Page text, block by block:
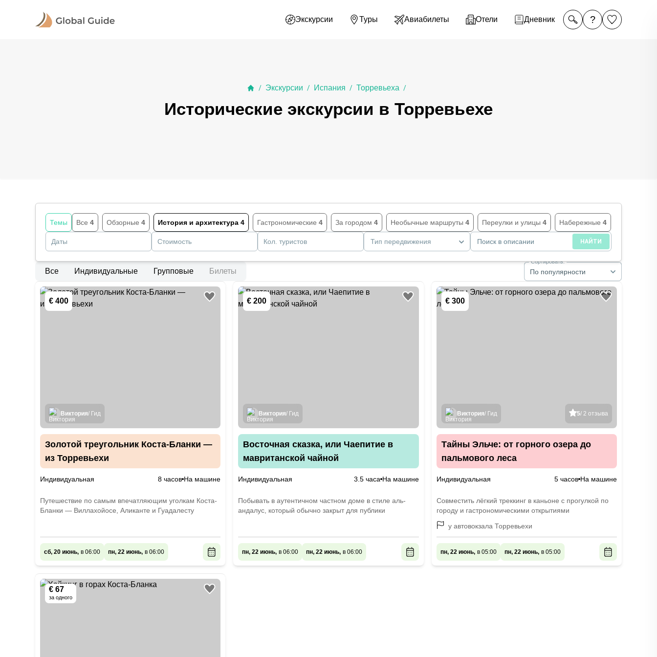
Экскурсии Туры Авиабилеты Отели Дневник ?
/ Экскурсии / Испания / Торревьеха /
Исторические экскурсии в Торревьехе
Темы Все 4 Обзорные 4 История и архитектура 4 Гастрономические 4 За городом 4 Необычные маршруты 4 Переулки и улицы 4 Набережные 4
Даты Стоимость Кол. туристов Тип передвижения Поиск в описании НАЙТИ
Все Индивидуальные Групповые Билеты По популярности
Сортировать:
€ 400
Виктория/ Гид
Золотой треугольник Коста-Бланки —
из Торревьехи
Индивидуальная 8 часов На машине
Путешествие по самым впечатляющим уголкам Коста-
Бланки — Виллахойосе, Аликанте и Гуадалесту
сб, 20 июнь, в 06:00 пн, 22 июнь, в 06:00
€ 200
Виктория/ Гид
Восточная сказка, или Чаепитие в
мавританской чайной
Индивидуальная 3.5 часа На машине
Побывать в аутентичном частном доме в стиле аль-
андалус, который обычно закрыт для публики
пн, 22 июнь, в 06:00 пн, 22 июнь, в 06:00
€ 300
5/ 2 отзыва
Виктория/ Гид
Тайны Эльче: от горного озера до
пальмового леса
Индивидуальная 5 часов На машине
Совместить лёгкий треккинг в каньоне с прогулкой по
городу и гастрономическими открытиями
у автовокзала Торревьехи
пн, 22 июнь, в 05:00 пн, 22 июнь, в 05:00
€ 67
за одного